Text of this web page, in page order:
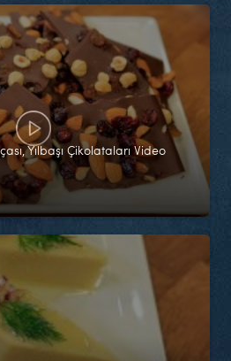
Yılbaşı Çikolataları Video